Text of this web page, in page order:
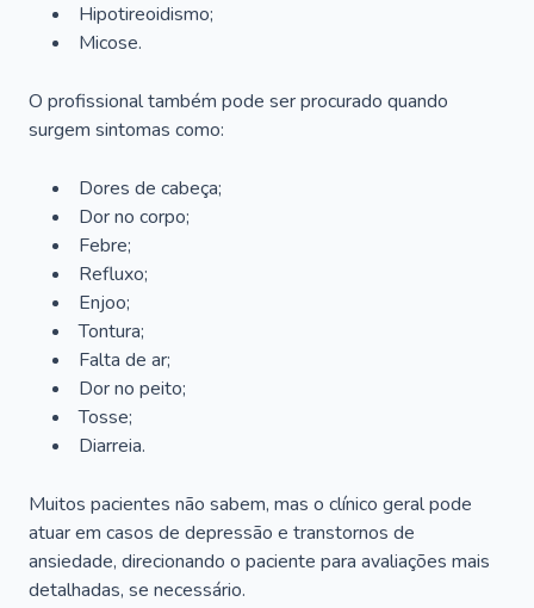
Hipotireoidismo;
Micose.
O profissional também pode ser procurado quando
surgem sintomas como:
Dores de cabeça;
Dor no corpo;
Febre;
Refluxo;
Enjoo;
Tontura;
Falta de ar;
Dor no peito;
Tosse;
Diarreia.
Muitos pacientes não sabem, mas o clínico geral pode
atuar em casos de depressão e transtornos de
ansiedade, direcionando o paciente para avaliações mais
detalhadas, se necessário.